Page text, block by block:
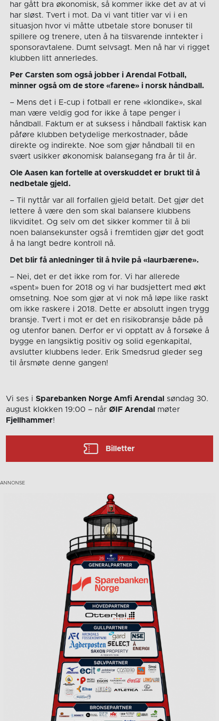
har gått bra økonomisk, så kommer ikke det av at vi
har sløst. Tvert i mot. Da vi vant titler var vi i en
situasjon hvor vi måtte utbetale store bonuser til
spillere og trenere, uten å ha tilsvarende inntekter i
sponsoravtalene. Dumt selvsagt. Men nå har vi rigget
klubben litt annerledes.
Per Carsten som også jobber i Arendal Fotball,
minner også om de store «farene» i norsk håndball.
– Mens det i E-cup i fotball er rene «klondike», skal
man være veldig god for ikke å tape penger i
håndball. Faktum er at suksess i håndball faktisk kan
påføre klubben betydelige merkostnader, både
direkte og indirekte. Noe som gjør håndball til en
svært usikker økonomisk balansegang fra år til år.
Ole Aasen kan fortelle at overskuddet er brukt til å
nedbetale gjeld.
– Til nyttår var all forfallen gjeld betalt. Det gjør det
lettere å være den som skal balansere klubbens
likviditet. Og selv om det sikker kommer til å bli
noen balansekunster også i fremtiden gjør det godt
å ha langt bedre kontroll nå.
Det blir få anledninger til å hvile på «laurbærene».
– Nei, det er det ikke rom for. Vi har allerede
«spent» buen for 2018 og vi har budsjettert med økt
omsetning. Noe som gjør at vi nok må løpe like raskt
om ikke raskere i 2018. Dette er absolutt ingen trygg
bransje. Tvert i mot er det en risikobransje både på
og utenfor banen. Derfor er vi opptatt av å forsøke å
bygge en langsiktig positiv og solid egenkapital,
avslutter klubbens leder. Erik Smedsrud gleder seg
til årsmøte denne gangen!
Vi ses i Sparebanken Norge Amfi Arendal
søndag 30.
august klokken 19:00 – når ØIF Arendal
møter
Fjellhammer!
Billetter